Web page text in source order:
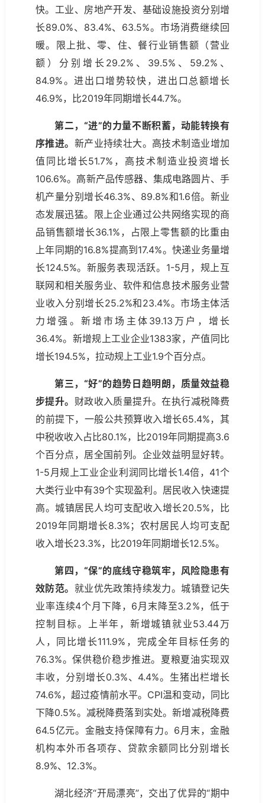
快。工业、房地产开发、基础设施投资分别增
长89.0%、83.4%、63.5%。市场消费继续回
暖。限上批、零、住、餐行业销售额（营业
额）分别增长29.2%、39.5%、59.2%、
84.9%。进出口增势较快，进出口总额增长
46.9%，比2019年同期增长44.7%。
第二，“进”的力量不断积蓄，动能转换有
序推进。 新产业持续壮大。高技术制造业增加
值同比增长51.7%，高技术制造业投资增长
106.6%。高新产品传感器、集成电路圆片、手
机产量分别增长46.3%、89.8%和1.6倍。新业
态发展迅猛。限上企业通过公共网络实现的商
品销售额增长36.1%，占限上零售额的比重由
上年同期的16.8%提高到17.4%。快递业务量增
长124.5%。新服务表现活跃。1-5月，规上互
联网和相关服务业、软件和信息技术服务业营
业收入分别增长25.2%和23.4%。市场主体活
力增强。新增市场主体39.13万户，增长
36.4%。新增规上工业企业1383家，产值同比
增长194.5%，拉动规上工业1.9个百分点。
第三，“好”的趋势日趋明朗，质量效益稳
步提升。 财政收入质量提升。在执行减税降费
的前提下，一般公共预算收入增长65.4%，其
中税收收入占比80.1%，比2019年同期提高3.6
个百分点，居全国前列。企业效益明显好转。
1-5月规上工业企业利润同比增长1.4倍，41个
大类行业中有39个实现盈利。居民收入快速提
高。城镇居民人均可支配收入增长20.5%，比
2019年同期增长8.3%；农村居民人均可支配
收入增长23.3%，比2019年同期增长12.5%。
第四，“保”的底线守稳筑牢，风险隐患有
效防范。 就业优先政策持续发力。城镇登记失
业率连续4个月下降，6月末降至3.2%，低于
控制目标。上半年，新增城镇就业53.44万
人，同比增长111.9%，完成全年目标任务的
76.3%。保供稳价稳步推进。夏粮夏油实现双
丰收，分别增长0.3%、4.4%。生猪出栏增长
74.6%，超过疫情前水平。CPI温和变动，同比
下降0.5%。减税降费落到实处。新增减税降费
64.5亿元。金融支持保障有力。6月末，金融
机构本外币各项存、贷款余额同比分别增长
8.9%、12.3%。
湖北经济“开局漂亮”，交出了优异的“期中